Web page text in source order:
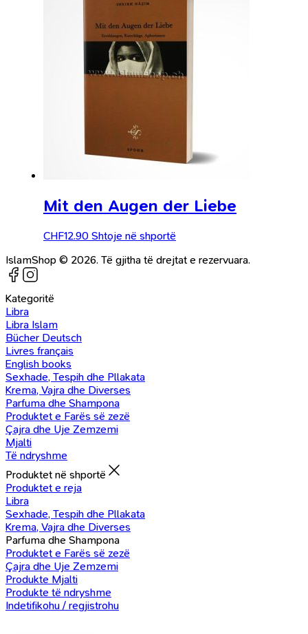
Mit den Augen der Liebe
CHF12.90 Shtoje në shportë
IslamShop © 2026. Të gjitha të drejtat e rezervuara.
Kategoritë
Libra
Libra Islam
Bücher Deutsch
Livres français
English books
Sexhade, Tespih dhe Pllakata
Krema, Vajra dhe Diverses
Parfuma dhe Shampona
Produktet e Farës së zezë
Çajra dhe Uje Zemzemi
Mjalti
Të ndryshme
Produktet në shportë
Produktet e reja
Libra
Sexhade, Tespih dhe Pllakata
Krema, Vajra dhe Diverses
Parfuma dhe Shampona
Produktet e Farës së zezë
Çajra dhe Uje Zemzemi
Produkte Mjalti
Produkte të ndryshme
Indetifikohu / regjistrohu